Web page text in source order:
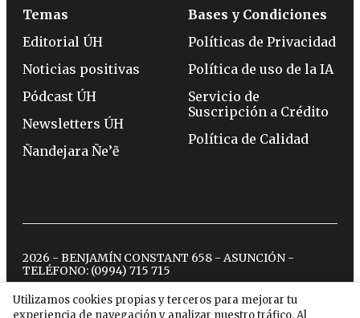
Utilizamos cookies propias y terceros para mejorar tu
experiencia de navegación y analizar nuestro tráfico. Al
Temas
Editorial ÚH
Noticias positivas
Pódcast ÚH
Newsletters ÚH
Ñandejara Ñe’ẽ
Bases y Condiciones
Políticas de Privacidad
Política de uso de la IA
Servicio de
Suscripción a Crédito
Política de Calidad
2026 - BENJAMÍN CONSTANT 658 - ASUNCIÓN -
TELÉFONO: (0994) 715 715